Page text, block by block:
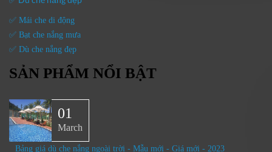
✅ Mái che di động
✅ Bạt che nắng mưa
✅ Dù che nắng đẹp
SẢN PHẨM NỔI BẬT
01
March
Bảng giá dù che nắng ngoài trời - Mẫu mới - Giá mới - 2023